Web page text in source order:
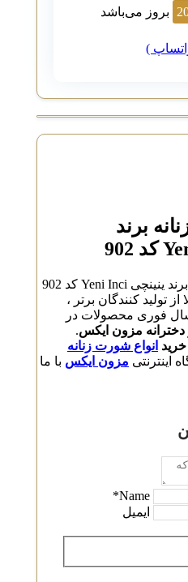
می‌باشد
)
برند
خرید اینترنتی شورت زنانه برند ینینچی Yeni Inci کد 902
کنندگان برتر ،
محصولات در
مزون ایکس.
انواع شورت زنانه
مزون ایکسبا ما
Name*